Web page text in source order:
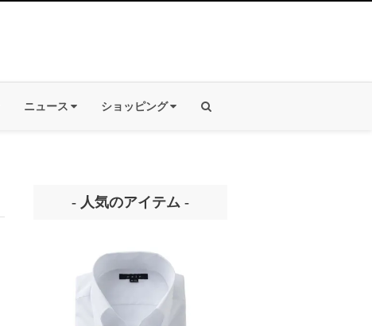
ニュース ショッピング
- 人気のアイテム -